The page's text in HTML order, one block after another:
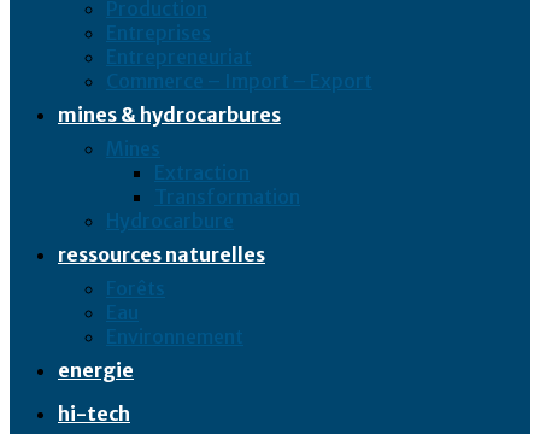
Production
Entreprises
Entrepreneuriat
Commerce – Import – Export
mines & hydrocarbures
Mines
Extraction
Transformation
Hydrocarbure
ressources naturelles
Forêts
Eau
Environnement
energie
hi-tech